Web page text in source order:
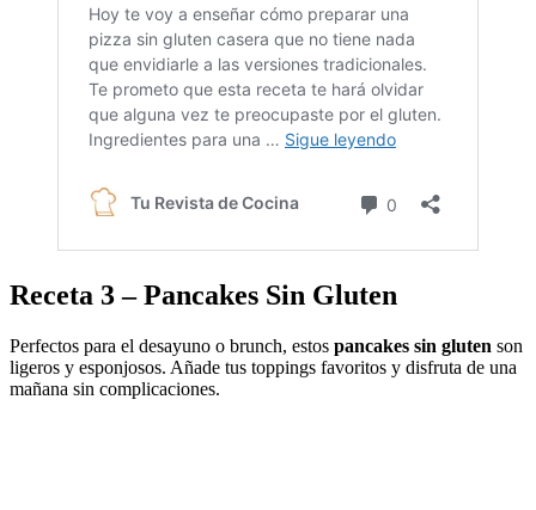
Receta 3 – Pancakes Sin Gluten
Perfectos para el desayuno o brunch, estos pancakes sin gluten son
ligeros y esponjosos. Añade tus toppings favoritos y disfruta de una
mañana sin complicaciones.